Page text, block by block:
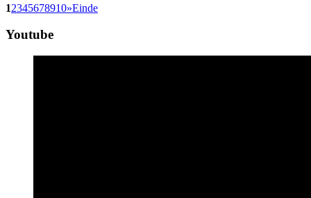
12345678910»Einde
Youtube